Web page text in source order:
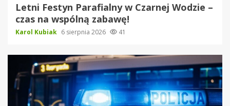
Letni Festyn Parafialny w Czarnej Wodzie –
czas na wspólną zabawę!
Karol Kubiak 6 sierpnia 2026 41